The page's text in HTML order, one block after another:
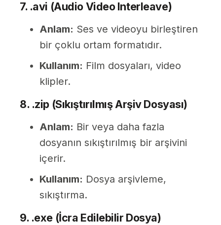
7. .avi (Audio Video Interleave)
Anlam: Ses ve videoyu birleştiren
bir çoklu ortam formatıdır.
Kullanım: Film dosyaları, video
klipler.
8. .zip (Sıkıştırılmış Arşiv Dosyası)
Anlam: Bir veya daha fazla
dosyanın sıkıştırılmış bir arşivini
içerir.
Kullanım: Dosya arşivleme,
sıkıştırma.
9. .exe (İcra Edilebilir Dosya)